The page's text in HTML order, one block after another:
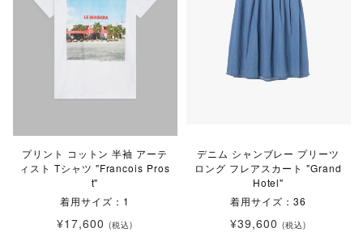
プリント コットン 半袖 アーテ
ィスト Tシャツ "Francois Pros
t"
着用サイズ：1
¥17,600 (税込)
デニム シャンブレー プリーツ
ロング フレアスカート "Grand
Hotel"
着用サイズ：36
¥39,600 (税込)